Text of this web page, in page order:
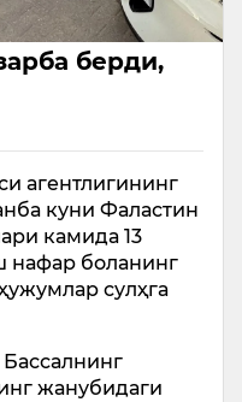
берди,
агентлигининг
куни Фаластин
камида 13
нафар боланинг
сулҳга
жанубидаги